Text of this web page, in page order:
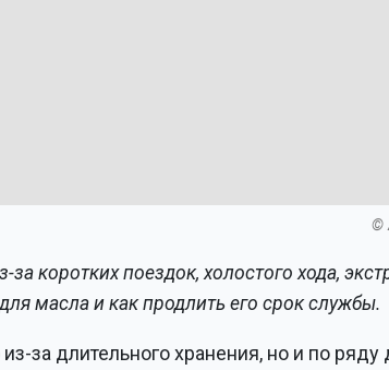
©
коротких поездок, холостого хода,
масла и как продлить его срок службы.
за длительного хранения, но и по ряду